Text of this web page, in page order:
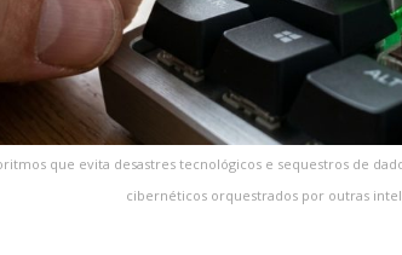
que evita desastres tecnológicos e sequestros de
cibernéticos orquestrados por outras